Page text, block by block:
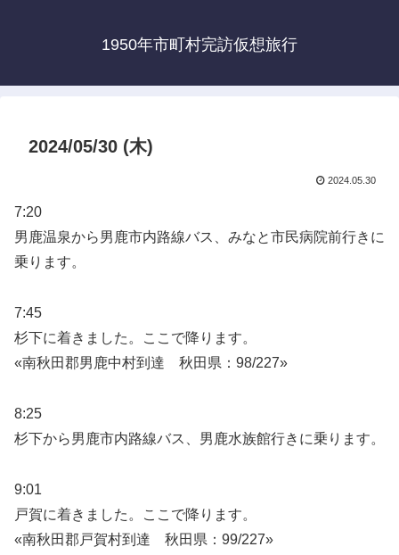
1950年市町村完訪仮想旅行
2024/05/30 (木)
2024.05.30
7:20
男鹿温泉から男鹿市内路線バス、みなと市民病院前行きに
乗ります。
7:45
杉下に着きました。ここで降ります。
«南秋田郡男鹿中村到達 秋田県：98/227»
8:25
杉下から男鹿市内路線バス、男鹿水族館行きに乗ります。
9:01
戸賀に着きました。ここで降ります。
«南秋田郡戸賀村到達 秋田県：99/227»